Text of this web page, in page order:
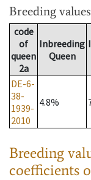
Breeding values
code
of
queen
2a
Inbreeding
Queen
DE-6-
38-
1939-
2010
4.8%
Breeding
coefficients